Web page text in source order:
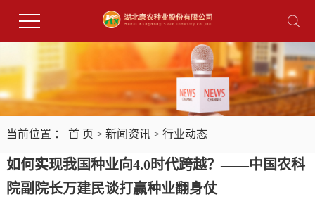
当前位置 ： 首 页 > 新闻资讯> 行业动态
如何实现我国种业向4.0时代跨越？——中国农科
院副院长万建民谈打赢种业翻身仗